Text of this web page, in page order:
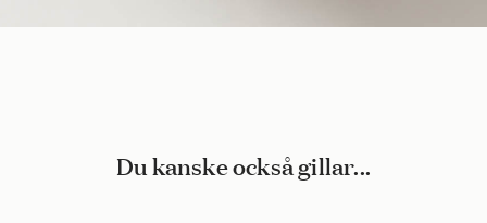
Du kanske också gillar...